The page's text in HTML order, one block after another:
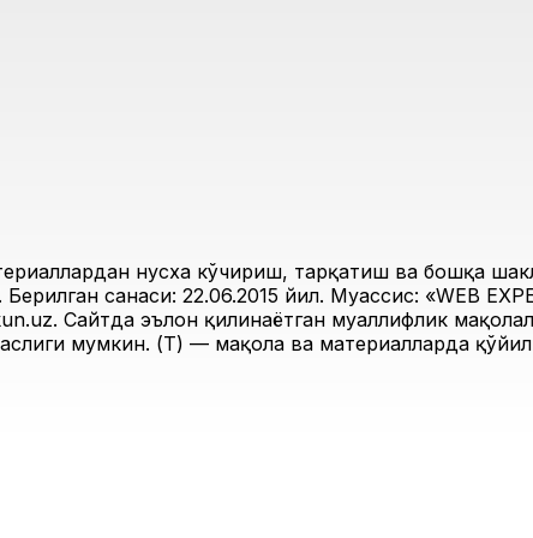
нусха кўчириш, тарқатиш ва бошқа
санаси: 22.06.2015 йил. Муассис: «WEB
. Сайтда эълон қилинаётган муаллифлик
мумкин. (Т) — мақола ва материалларда